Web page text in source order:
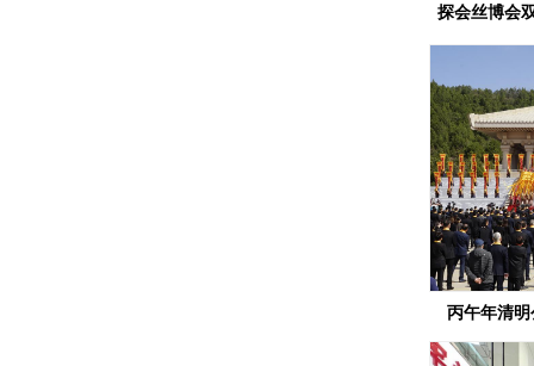
探会丝博会
丙午年清